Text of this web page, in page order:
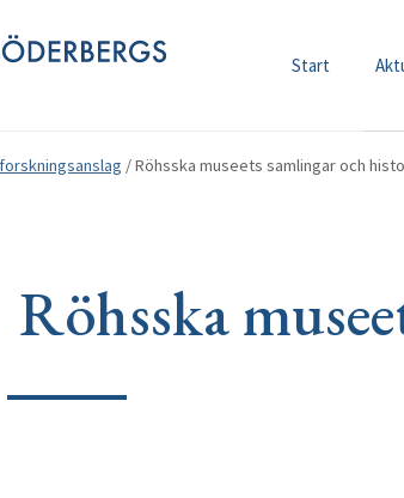
Start
/Röhsska museets samlingar och
Röhsska